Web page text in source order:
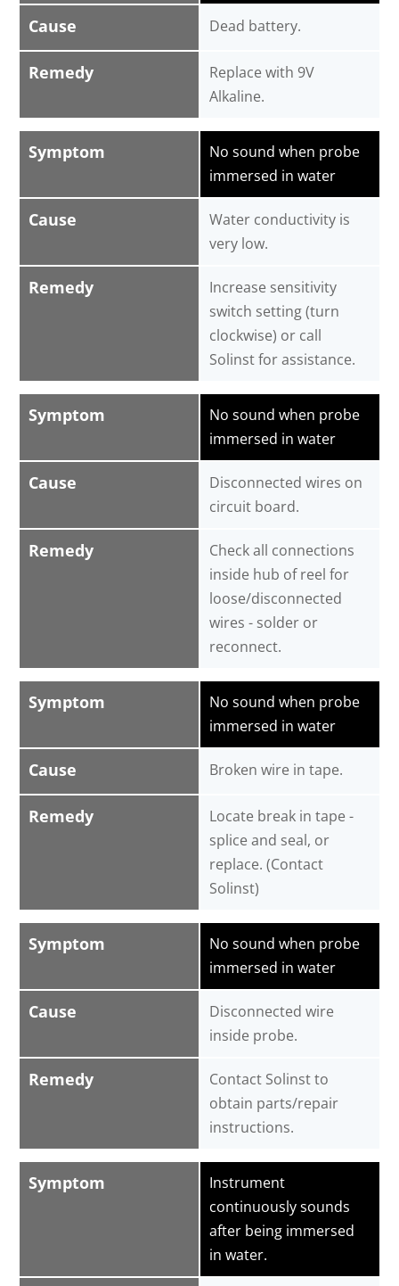
Cause
Remedy
Dead battery.
Replace with 9V
Alkaline.
Symptom
Cause
Remedy
No sound when probe
immersed in water
Water conductivity is
very low.
Increase sensitivity
switch setting (turn
clockwise) or call
Solinst for assistance.
Symptom
Cause
Remedy
No sound when probe
immersed in water
Disconnected wires on
circuit board.
Check all connections
inside hub of reel for
loose/disconnected
wires - solder or
reconnect.
Symptom
Cause
Remedy
No sound when probe
immersed in water
Broken wire in tape.
Locate break in tape -
splice and seal, or
replace. (Contact
Solinst)
Symptom
Cause
Remedy
No sound when probe
immersed in water
Disconnected wire
inside probe.
Contact Solinst to
obtain parts/repair
instructions.
Symptom
Instrument
continuously sounds
after being immersed
in water.